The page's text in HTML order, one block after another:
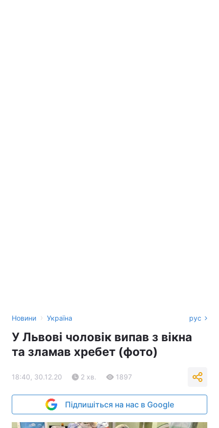
Новини › Україна рус
У Львові чоловік випав з вікна
та зламав хребет (фото)
18:40, 30.12.20 2 хв. 1897
Підпишіться на нас в Google